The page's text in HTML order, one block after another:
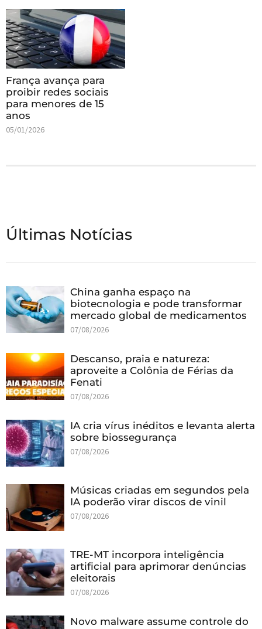
França avança para
proibir redes sociais
para menores de 15
anos
05/01/2026
Últimas Notícias
China ganha espaço na
biotecnologia e pode transformar
mercado global de medicamentos
07/08/2026
Descanso, praia e natureza:
aproveite a Colônia de Férias da
Fenati
07/08/2026
IA cria vírus inéditos e levanta alerta
sobre biossegurança
07/08/2026
Músicas criadas em segundos pela
IA poderão virar discos de vinil
07/08/2026
TRE-MT incorpora inteligência
artificial para aprimorar denúncias
eleitorais
07/08/2026
Novo malware assume controle do